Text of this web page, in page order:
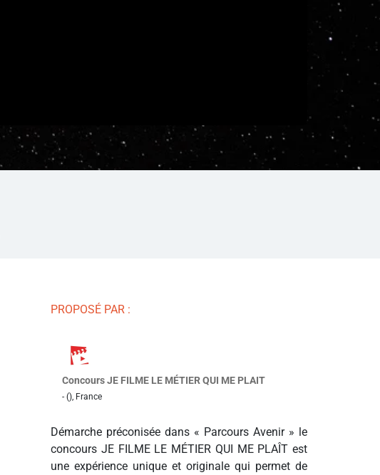
PROPOSÉ PAR :
Concours JE FILME LE MÉTIER QUI ME PLAIT
- (), France
Démarche préconisée dans « Parcours Avenir » le
concours JE FILME LE MÉTIER QUI ME PLAÎT est
une expérience unique et originale qui permet de